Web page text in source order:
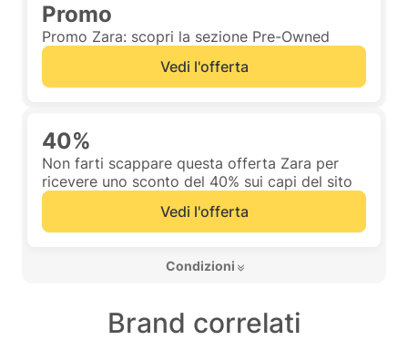
Promo
Promo Zara: scopri la sezione Pre-Owned
Vedi l'offerta
40%
Non farti scappare questa offerta Zara per
ricevere uno sconto del 40% sui capi del sito
Vedi l'offerta
Condizioni
Brand correlati